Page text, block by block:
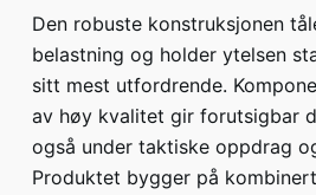
n
h
e
Den robuste konstruksjonen
belastning og holder ytelsen
sitt mest utfordrende.
av høy kvalitet gir forutsigbar
også under taktiske oppdrag
Produktet bygger på